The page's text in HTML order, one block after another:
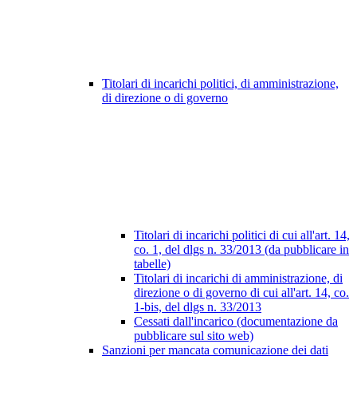
Titolari di incarichi politici, di amministrazione,
di direzione o di governo
Titolari di incarichi politici di cui all'art. 14,
co. 1, del dlgs n. 33/2013 (da pubblicare in
tabelle)
Titolari di incarichi di amministrazione, di
direzione o di governo di cui all'art. 14, co.
1-bis, del dlgs n. 33/2013
Cessati dall'incarico (documentazione da
pubblicare sul sito web)
Sanzioni per mancata comunicazione dei dati